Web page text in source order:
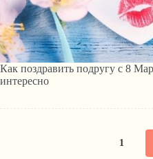
Как поздравить подругу с 8
интересно
1